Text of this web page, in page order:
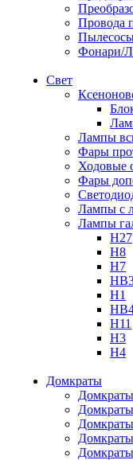
Провода
Фонари/
Свет
Лампы
Фары
Ходовые
Фары
Лампы с
Лампы
H27
H8
H7
H1
H11
H3
H4
Домкраты